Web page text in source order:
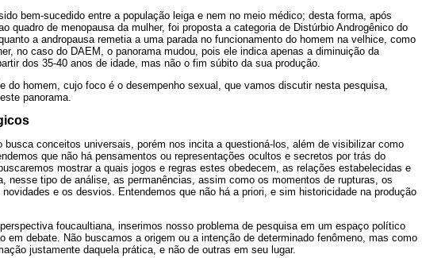
bem-sucedido entre a população leiga e nem no meio médico; desta forma, após
quadro de menopausa da mulher, foi proposta a categoria de Distúrbio Androgênico do
a andropausa remetia a uma parada no funcionamento do homem na velhice, como
no caso do DAEM, o panorama mudou, pois ele indica apenas a diminuição da
dos 35-40 anos de idade, mas não o fim súbito da sua produção.
do homem, cujo foco é o desempenho sexual, que vamos discutir nesta pesquisa,
panorama.
busca conceitos universais, porém nos incita a questioná-los, além de visibilizar como
que não há pensamentos ou representações ocultos e secretos por trás do
mostrar a quais jogos e regras estes obedecem, as relações estabelecidas e
nesse tipo de análise, as permanências, assim como os momentos de rupturas, os
e os desvios. Entendemos que não há a priori, e sim historicidade na produção
foucaultiana, inserimos nosso problema de pesquisa em um espaço político
em debate. Não buscamos a origem ou a intenção de determinado fenômeno, mas como
justamente daquela prática, e não de outras em seu lugar.